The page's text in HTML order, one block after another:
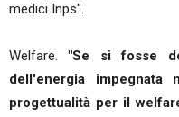
medici Inps".
Welfare."Se si fosse
dell'energia
progettualità per il